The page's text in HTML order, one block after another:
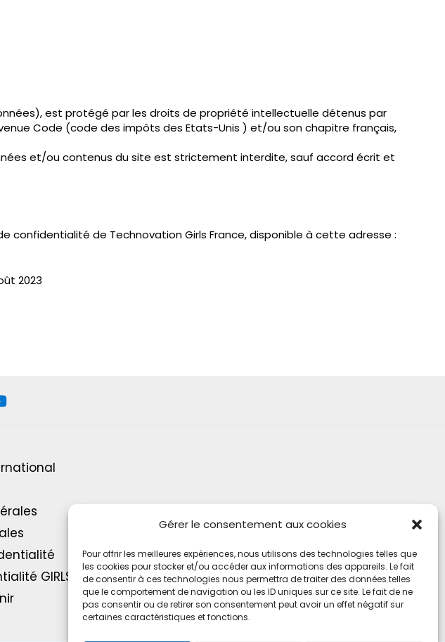
Gérer le consentement aux cookies
Pour offrir les meilleures expériences, nous utilisons des technologies telles que
les cookies pour stocker et/ou accéder aux informations des appareils. Le fait
de consentir à ces technologies nous permettra de traiter des données telles
que le comportement de navigation ou les ID uniques sur ce site. Le fait de ne
pas consentir ou de retirer son consentement peut avoir un effet négatif sur
certaines caractéristiques et fonctions.
est protégé par les droits de propriété intellectuelle détenus par
Code (code des impôts des Etats-Unis ) et/ou son chapitre français,
et/ou contenus du site est strictement interdite, sauf accord écrit et
de Technovation Girls France, disponible à cette adresse :
2023
GIRLS